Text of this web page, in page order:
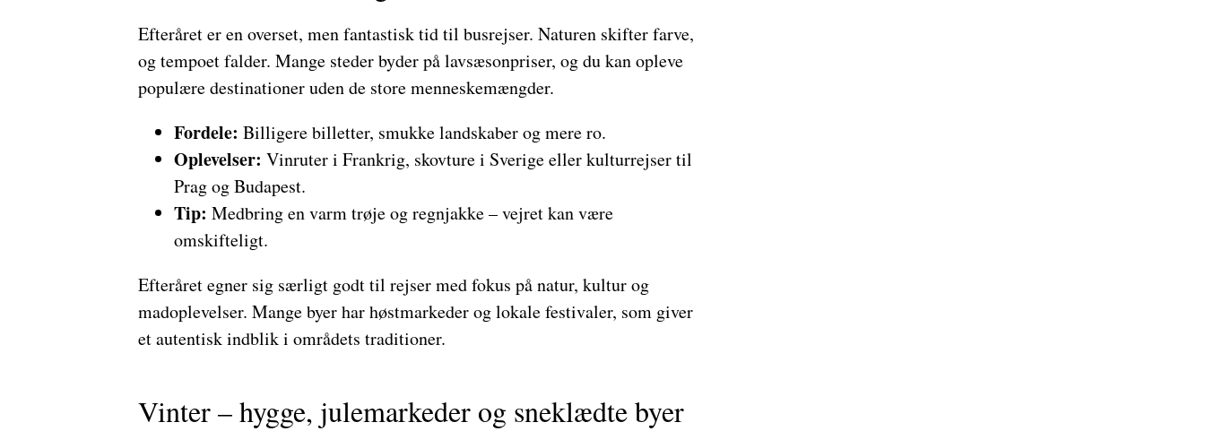
Efteråret er en overset, men fantastisk tid til busrejser. Naturen skifter farve,
og tempoet falder. Mange steder byder på lavsæsonpriser, og du kan opleve
populære destinationer uden de store menneskemængder.
Fordele: Billigere billetter, smukke landskaber og mere ro.
Oplevelser: Vinruter i Frankrig, skovture i Sverige eller kulturrejser til
Prag og Budapest.
Tip: Medbring en varm trøje og regnjakke – vejret kan være
omskifteligt.
Efteråret egner sig særligt godt til rejser med fokus på natur, kultur og
madoplevelser. Mange byer har høstmarkeder og lokale festivaler, som giver
et autentisk indblik i områdets traditioner.
Vinter – hygge, julemarkeder og sneklædte byer